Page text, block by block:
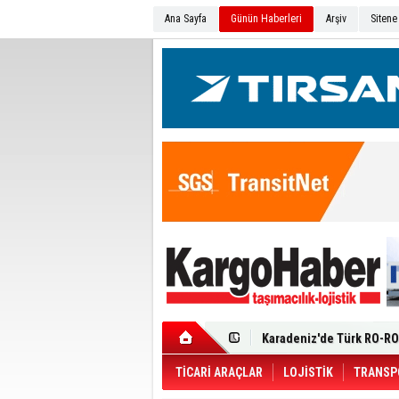
Ana Sayfa Günün Haberleri Arşiv
Ege Bölgesi'nin ilk
Durumu Ağır
Turhan Özen Saudia
Turkish Cargo’dan
Renault Trucks T 480
TİCARİ ARAÇLAR LOJİSTİK